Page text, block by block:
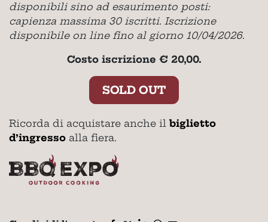
disponibili sino ad esaurimento posti:
capienza massima 30 iscritti. Iscrizione
disponibile on line fino al giorno 10/04/2026.
Costo iscrizione € 20,00.
SOLD OUT
Ricorda di acquistare anche il biglietto
d’ingresso alla fiera.